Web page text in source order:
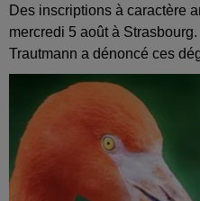
Des inscriptions à caractère
mercredi 5 août à
Trautmann a dénoncé ces